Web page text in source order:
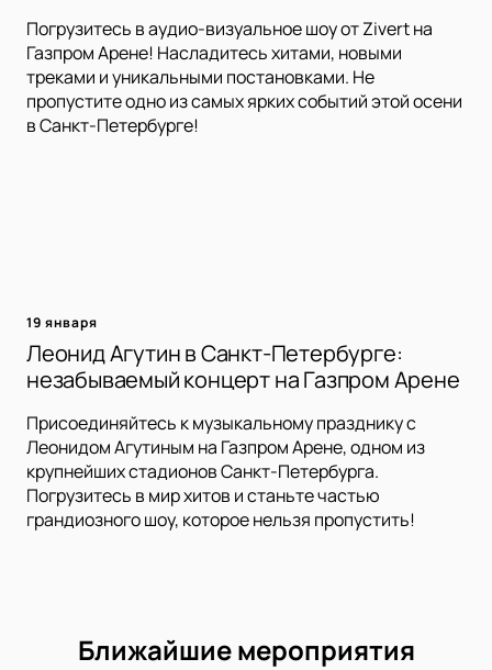
Погрузитесь в аудио-визуальное шоу от Zivert на
Газпром Арене! Насладитесь хитами, новыми
треками и уникальными постановками. Не
пропустите одно из самых ярких событий этой осени
в Санкт-Петербурге!
19 января
Леонид Агутин в Санкт-Петербурге:
незабываемый концерт на Газпром Арене
Присоединяйтесь к музыкальному празднику с
Леонидом Агутиным на Газпром Арене, одном из
крупнейших стадионов Санкт-Петербурга.
Погрузитесь в мир хитов и станьте частью
грандиозного шоу, которое нельзя пропустить!
Ближайшие мероприятия